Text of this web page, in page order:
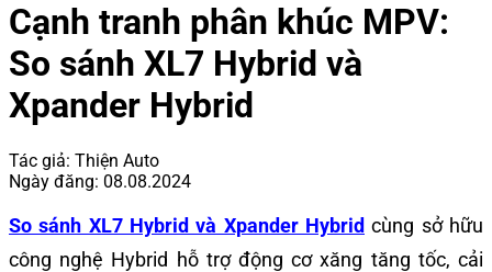
Cạnh tranh phân khúc MPV:
So sánh XL7 Hybrid và
Xpander Hybrid
Tác giả: Thiện Auto
Ngày đăng: 08.08.2024
So sánh XL7 Hybrid và Xpander Hybrid cùng sở hữu
công nghệ Hybrid hỗ trợ động cơ xăng tăng tốc, cải